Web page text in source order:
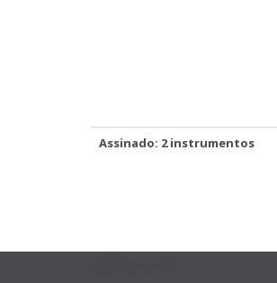
Assinado: 2 instrumentos